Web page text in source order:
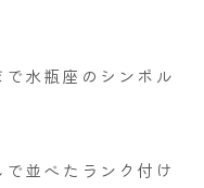
水瓶座のシンボル
並べたランク付け